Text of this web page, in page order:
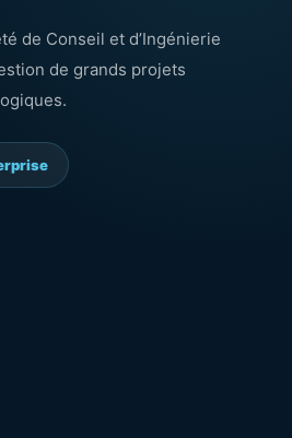
de Conseil et d’Ingénierie
de grands projets